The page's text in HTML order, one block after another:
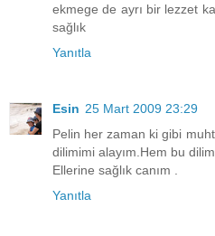
ekmege de ayrı bir lezzet
sağlık
Yanıtla
Esin 25 Mart 2009 23:29
Pelin her zaman ki gibi
dilimimi alayım.Hem bu
Ellerine sağlık canım .
Yanıtla